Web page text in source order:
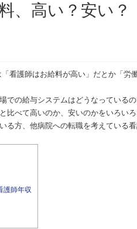
、高い？安い？
看護師はお給料が高い」だとか「労
での給与システムはどうなっているの
比べて高いのか、安いのかをいろいろ
る方、他病院への転職を考えている
護師年収